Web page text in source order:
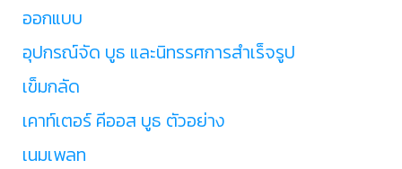
ออกแบบ
อุปกรณ์จัด บูธ และนิทรรศการสำเร็จรูป
เข็มกลัด
เคาท์เตอร์ คีออส บูธ ตัวอย่าง
เนมเพลท